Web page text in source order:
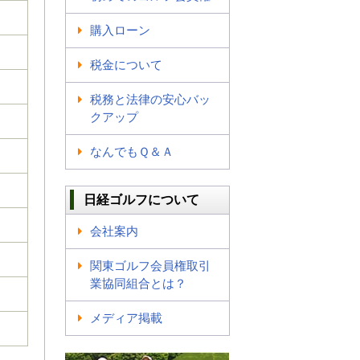
購入ローン
税金について
税務と法律の安心バッ
クアップ
なんでもＱ＆Ａ
日経ゴルフについて
会社案内
関東ゴルフ会員権取引
業協同組合とは？
メディア掲載